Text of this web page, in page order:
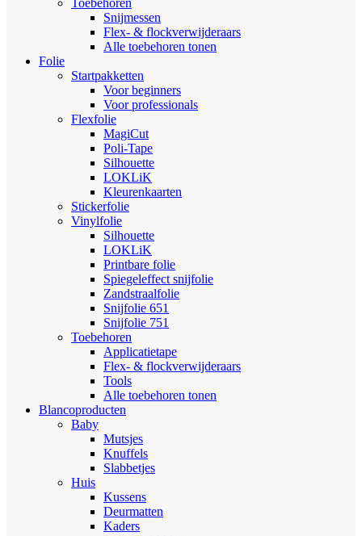
Toebehoren
Snijmessen
Flex- & flockverwijderaars
Alle toebehoren tonen
Folie
Startpakketten
Voor beginners
Voor professionals
Flexfolie
MagiCut
Poli-Tape
Silhouette
LOKLiK
Kleurenkaarten
Stickerfolie
Vinylfolie
Silhouette
LOKLiK
Printbare folie
Spiegeleffect snijfolie
Zandstraalfolie
Snijfolie 651
Snijfolie 751
Toebehoren
Applicatietape
Flex- & flockverwijderaars
Tools
Alle toebehoren tonen
Blancoproducten
Baby
Mutsjes
Knuffels
Slabbetjes
Huis
Kussens
Deurmatten
Kaders